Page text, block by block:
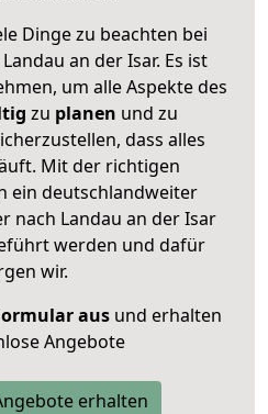
Dinge zu beachten bei
an der Isar. Es ist
um alle Aspekte des
zu planen und zu
dass alles
Mit der richtigen
ein deutschlandweiter
nach Landau an der Isar
werden und dafür
wir.
ausund erhalten
Angebote
erhalten